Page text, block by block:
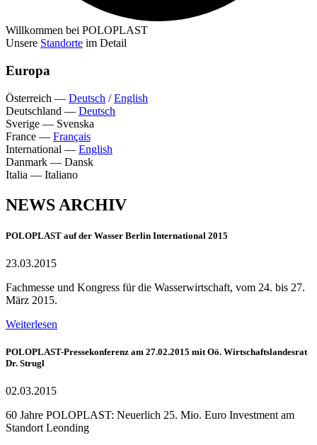
Willkommen bei POLOPLAST
Unsere Standorte im Detail
Europa
Österreich — Deutsch /English
Deutschland — Deutsch
Sverige — Svenska
France — Français
International — English
Danmark — Dansk
Italia — Italiano
NEWS ARCHIV
POLOPLAST auf der Wasser Berlin International 2015
23.03.2015
Fachmesse und Kongress für die Wasserwirtschaft, vom 24. bis 27.
März 2015.
Weiterlesen
POLOPLAST-Pressekonferenz am 27.02.2015 mit Oö. Wirtschaftslandesrat
Dr. Strugl
02.03.2015
60 Jahre POLOPLAST: Neuerlich 25. Mio. Euro Investment am
Standort Leonding